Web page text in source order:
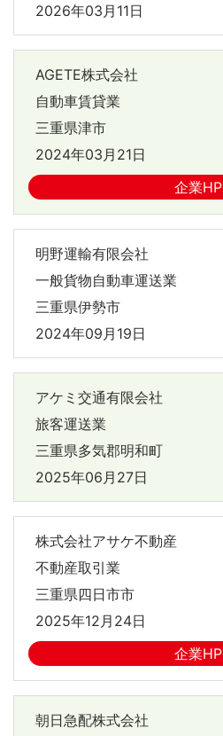
2026年03月11日
AGETE株式会社
自動車賃貸業
三重県津市
2024年03月21日
企業HP
明野運輸有限会社
一般貨物自動車運送業
三重県伊勢市
2024年09月19日
アケミ交通有限会社
旅客運送業
三重県多気郡明和町
2025年06月27日
株式会社アサケ不動産
不動産取引業
三重県四日市市
2025年12月24日
企業HP
朝日急配株式会社